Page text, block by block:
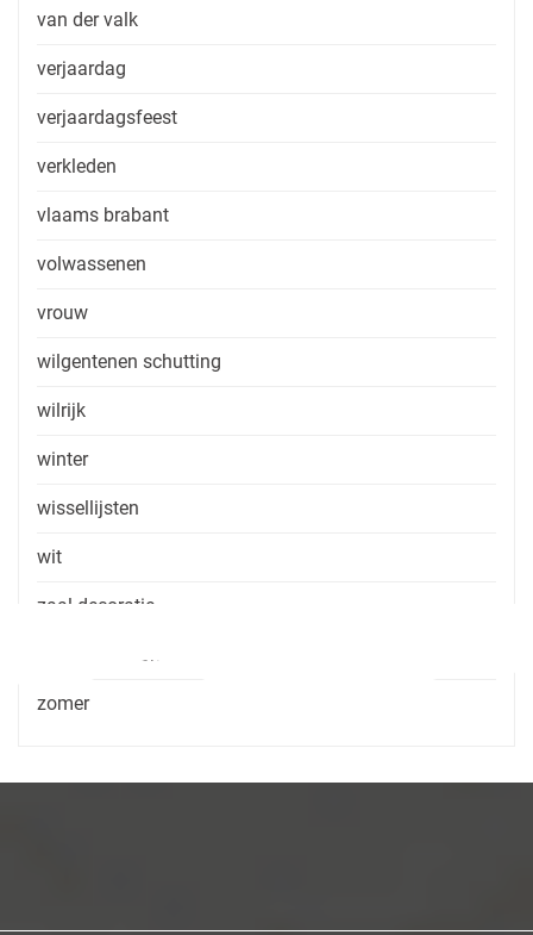
van der valk
verjaardag
verjaardagsfeest
verkleden
vlaams brabant
volwassenen
vrouw
wilgentenen schutting
wilrijk
winter
wissellijsten
wit
zaal decoratie
zaal huren zonder consumptie
zomer